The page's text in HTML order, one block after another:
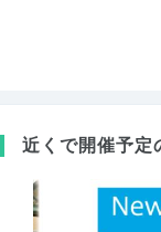
近くで開催予定